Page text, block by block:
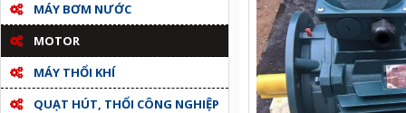
MÁY BƠM NƯỚC
MOTOR
MÁY THỔI KHÍ
QUẠT HÚT, THỔI CÔNG NGHIỆP